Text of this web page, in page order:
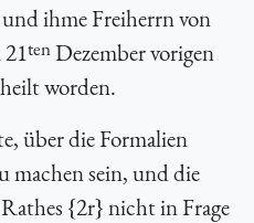
ihme Freiherrn von
tenDezember vorigen
worden.
über die Formalien
machen sein, und die
{2r} nicht in Frage